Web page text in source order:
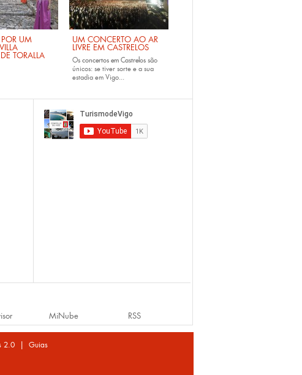
UM
TORALLA
UM CONCERTO AO AR
LIVRE EM CASTRELOS
Os concertos em Castrelos são
únicos: se tiver sorte e a sua
estadia em Vigo...
MiNube RSS
2.0 | Guias